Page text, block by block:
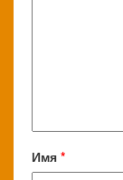
Имя *